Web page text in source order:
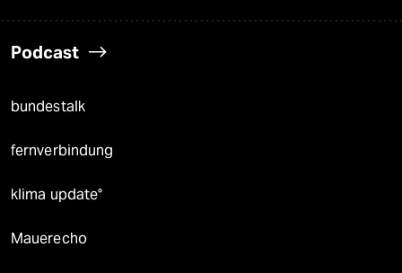
Podcast
bundestalk
fernverbindung
klima update°
Mauerecho